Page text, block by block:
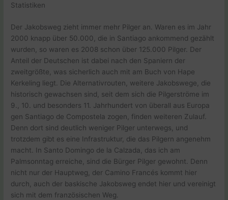
Statistiken
Der Jakobsweg zieht immer mehr Pilger an. Waren es im Jahr
2000 knapp über 50.000, die in Santiago ankommend gezählt
wurden, so waren es 2008 schon über 125.000 Pilger. Der
Anteil der Deutschen ist dabei nach den Spaniern der
zweitgrößte, was sicherlich auch mit am Buch von Hape
Kerkeling liegt. Die Alternativrouten, weitere Jakobswege, die
historisch gewachsen sind, seit dem sich die Pilgerströme im
9., 10. und besonders 11. Jahrhundert von überall aus Europa
gen Santiago de Compostela zogen, finden weiteren Zulauf.
Denn dort sind deutlich weniger Pilger unterwegs, und
trotzdem gibt es eine Infrastruktur, die das Pilgern angenehm
macht. In Santo Domingo de la Calzada, das ich am
Palmsonntag erreiche, sind die Bürger Pilger gewohnt. Denn
nicht nur der Hauptweg, der Camino Francés kommt hier
durch, auch der baskische Jakobsweg endet hier und vereinigt
sich mit dem französischen Weg.